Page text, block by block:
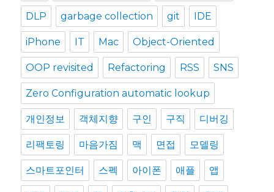
DLP garbage collection git IDE
iPhone IT Mac Object-Oriented
OOP revisited Refactoring RSS SNS
Zero Configuration automatic lookup
개인정보 객체지향 구인 구직 디버깅
리팩토링 마음가짐 맥 면접 모델링
스마트포인터 스펙 아이폰 애플 앱